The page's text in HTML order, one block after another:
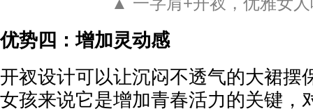
优势四：增加灵动感
开衩设计可以让沉闷不透气的大裙摆
女孩来说它是增加青春活力的关键，